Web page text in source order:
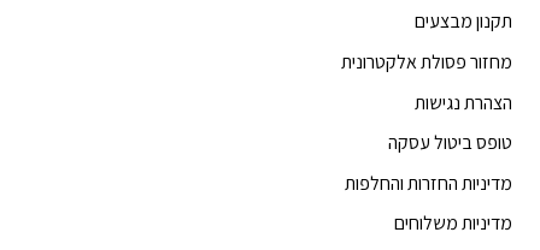
תקנון מבצעים
מחזור פסולת אלקטרונית
הצהרת נגישות
טופס ביטול עסקה
מדיניות החזרות והחלפות
מדיניות משלוחים